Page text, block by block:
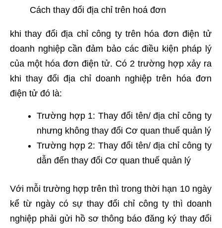
Cách thay đổi địa chỉ trên hoá đơn
khi thay đổi địa chỉ công ty trên hóa đơn điện tử
doanh nghiệp cần đảm bảo các điều kiện pháp lý
của một hóa đơn điện tử. Có 2 trường hợp xảy ra
khi thay đổi địa chỉ doanh nghiệp trên hóa đơn
điện tử đó là:
Trường hợp 1: Thay đổi tên/ địa chỉ công ty
nhưng không thay đổi Cơ quan thuế quản lý
Trường hợp 2: Thay đổi tên/ địa chỉ công ty
dẫn đến thay đổi Cơ quan thuế quản lý
Với mỗi trường hợp trên thì trong thời hạn 10 ngày
kể từ ngày có sự thay đổi chỉ công ty thì doanh
nghiệp phải gửi hồ sơ thông báo đăng ký thay đổi